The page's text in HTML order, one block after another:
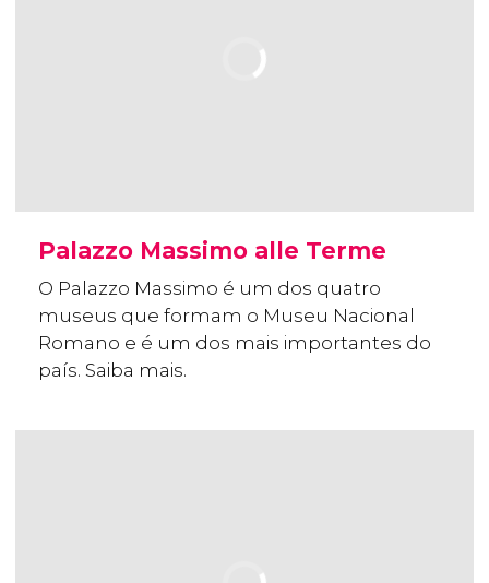
Palazzo Massimo alle Terme
O Palazzo Massimo é um dos quatro
museus que formam o Museu Nacional
Romano e é um dos mais importantes do
país. Saiba mais.